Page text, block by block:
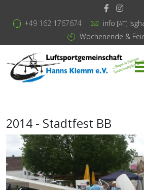
+49 162 1767674 info [AT]
Wochenende &
2014 - Stadtfest BB